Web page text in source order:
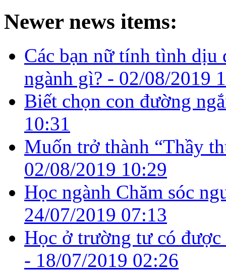
Newer news items:
Các bạn nữ tính tình dịu
ngành gì? - 02/08/2019
Biết chọn con đường
10:31
Muốn trở thành “Thầy
02/08/2019 10:29
Học ngành Chăm sóc
24/07/2019 07:13
Học ở trường tư có
- 18/07/2019 02:26